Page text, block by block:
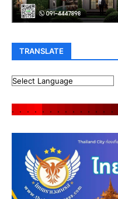
TRANSLATE
. . . . . . . . . . . . . .